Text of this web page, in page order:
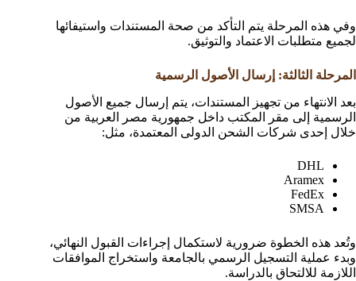
وفي هذه المرحلة يتم التأكد من صحة المستندات واستيفائها
لجميع متطلبات الاعتماد والتوثيق.
المرحلة الثالثة: إرسال الأصول الرسمية
بعد الانتهاء من تجهيز المستندات، يتم إرسال جميع الأصول
الرسمية إلى مقر المكتب داخل جمهورية مصر العربية من
خلال إحدى شركات الشحن الدولى المعتمدة، مثل:
DHL
Aramex
FedEx
SMSA
وتُعد هذه الخطوة ضرورية لاستكمال إجراءات القبول النهائي،
وبدء عملية التسجيل الرسمي بالجامعة واستخراج الموافقات
اللازمة للالتحاق بالدراسة.